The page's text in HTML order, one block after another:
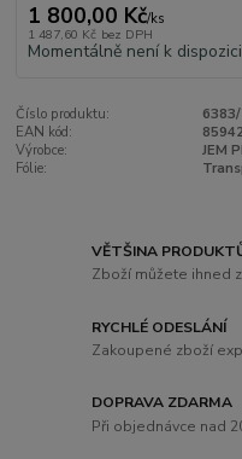
1 800,00 Kč/ks
1 487,60 Kč bez DPH
Momentálně není k dispozici
Číslo produktu:
EAN kód:
Výrobce:
JEM
Fólie:
VĚTŠINA
Zboží můžete ihned
RYCHLÉ ODESLÁNÍ
Zakoupené zboží
DOPRAVA ZDARMA
Při objednávce nad